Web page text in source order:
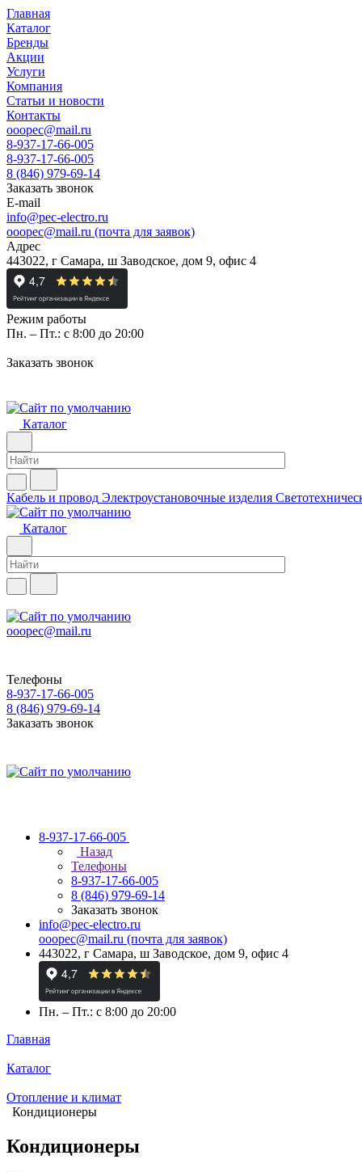
Главная
Каталог
Бренды
Акции
Услуги
Компания
Статьи и новости
Контакты
ooopec@mail.ru
8-937-17-66-005
8-937-17-66-005
8 (846) 979-69-14
Заказать звонок
E-mail
info@pec-electro.ru
ooopec@mail.ru (почта для заявок)
Адрес
443022, г Самара, ш Заводское, дом 9, офис 4
Режим работы
Пн. – Пт.: с 8:00 до 20:00
Заказать звонок
Каталог
Кабель и провод Электроустановочные изделия
Каталог
ooopec@mail.ru
Телефоны
8-937-17-66-005
8 (846) 979-69-14
Заказать звонок
8-937-17-66-005
Назад
Телефоны
8-937-17-66-005
8 (846) 979-69-14
Заказать звонок
info@pec-electro.ru
ooopec@mail.ru (почта для заявок)
443022, г Самара, ш Заводское, дом 9, офис 4
Пн. – Пт.: с 8:00 до 20:00
Главная
Каталог
Отопление и климат
Кондиционеры
Кондиционеры